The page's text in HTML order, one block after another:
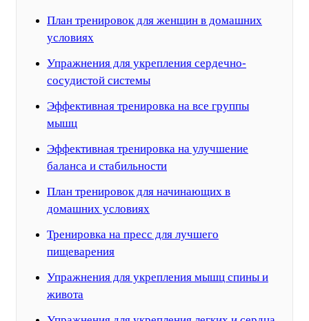
План тренировок для женщин в домашних
условиях
Упражнения для укрепления сердечно-
сосудистой системы
Эффективная тренировка на все группы
мышц
Эффективная тренировка на улучшение
баланса и стабильности
План тренировок для начинающих в
домашних условиях
Тренировка на пресс для лучшего
пищеварения
Упражнения для укрепления мышц спины и
живота